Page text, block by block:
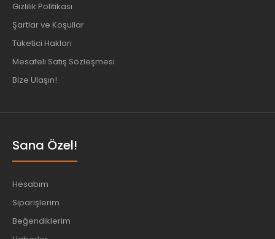
Gizlilik Politikası
Şartlar ve Koşullar
Tüketici Hakları
Mesafeli Satış Sözleşmesi
Bize Ulaşın!
Sana Özel!
Hesabım
Siparişlerim
Beğendiklerim